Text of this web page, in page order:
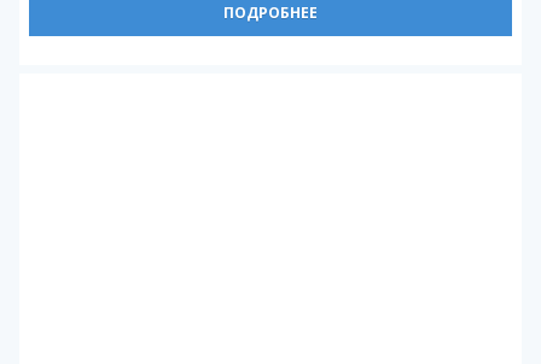
ПОДРОБНЕЕ